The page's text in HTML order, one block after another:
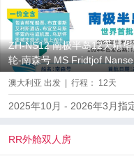
ZH-NS12 南极半岛12天精
轮-南森号 MS Fridtjof
澳大利亚 出发 | 行程： 12天
2025年10月 - 2026年3月指
RR外舱双人房